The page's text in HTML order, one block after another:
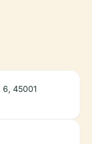
6, 45001